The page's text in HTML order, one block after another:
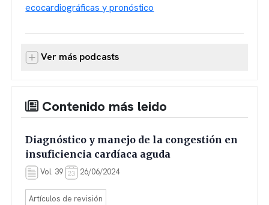
ecocardiográficas y pronóstico
Ver más podcasts
Contenido más leido
Diagnóstico y manejo de la congestión en
insuficiencia cardíaca aguda
Vol. 39 26/06/2024
Artículos de revisión